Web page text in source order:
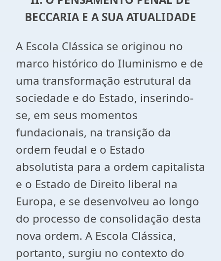
BECCARIA E A SUA ATUALIDADE
A Escola Clássica se originou no
marco histórico do Iluminismo e de
uma transformação estrutural da
sociedade e do Estado, inserindo-
se, em seus momentos
fundacionais, na transição da
ordem feudal e o Estado
absolutista para a ordem capitalista
e o Estado de Direito liberal na
Europa, e se desenvolveu ao longo
do processo de consolidação desta
nova ordem. A Escola Clássica,
portanto, surgiu no contexto do